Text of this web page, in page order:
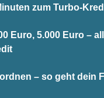
zum Turbo-
Euro, 5.000 Euro –
– so geht dein